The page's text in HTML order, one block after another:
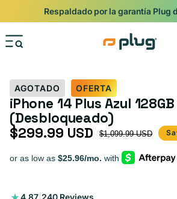
Ir al contenido
Respaldado por la garantía Plug
AGOTADO OFERTA
iPhone 14 Plus Azul 128GB
(Desbloqueado)
Precio de oferta
$299.99 USD
Precio habitual $1,099.99 USD
240